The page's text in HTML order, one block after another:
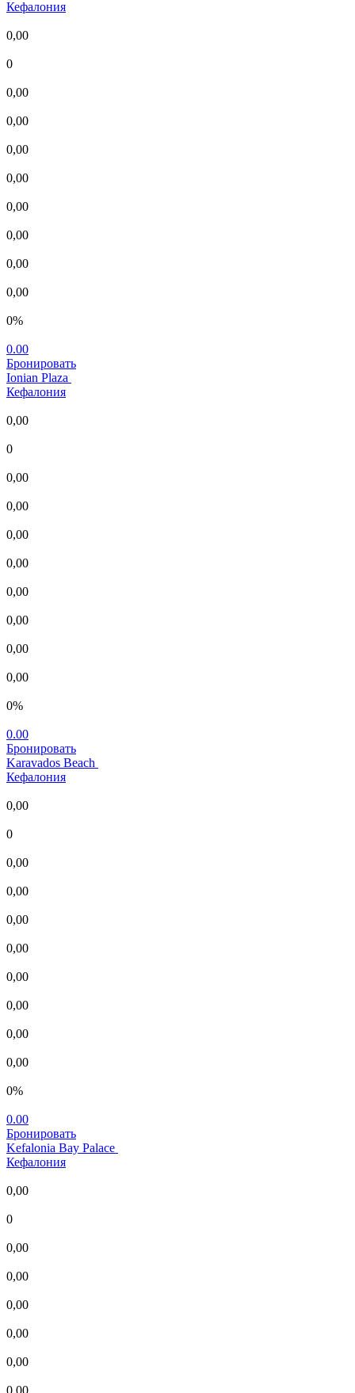
Кефалония
0,00
0
0,00
0,00
0,00
0,00
0,00
0,00
0,00
0,00
0%
0.00
Бронировать
Ionian Plaza
Кефалония
0,00
0
0,00
0,00
0,00
0,00
0,00
0,00
0,00
0,00
0%
0.00
Бронировать
Karavados Beach
Кефалония
0,00
0
0,00
0,00
0,00
0,00
0,00
0,00
0,00
0,00
0%
0.00
Бронировать
Kefalonia Bay Palace
Кефалония
0,00
0
0,00
0,00
0,00
0,00
0,00
0,00